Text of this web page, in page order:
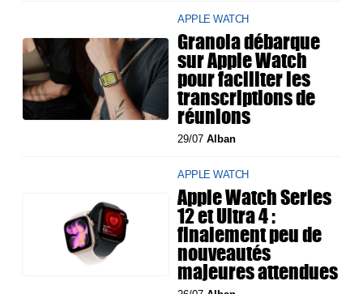
APPLE WATCH
Granola débarque
sur Apple Watch
pour faciliter les
transcriptions de
réunions
29/07Alban
APPLE WATCH
Apple Watch Series
12 et Ultra 4 :
finalement peu de
nouveautés
majeures attendues